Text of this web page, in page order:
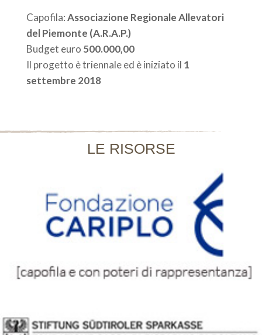
Capofila:Associazione Regionale Allevatori
del Piemonte (A.R.A.P.)
Budget euro 500.000,00
Il progetto è triennale ed è iniziato il 1
settembre 2018
LE RISORSE